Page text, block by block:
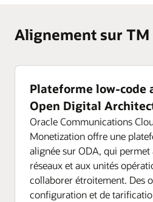
Alignement sur TM
Plateforme low-code
Open Digital
Oracle Communications
Monetization offre une
alignée sur ODA, qui
réseaux et aux unités
collaborer étroitement. Des
configuration et de